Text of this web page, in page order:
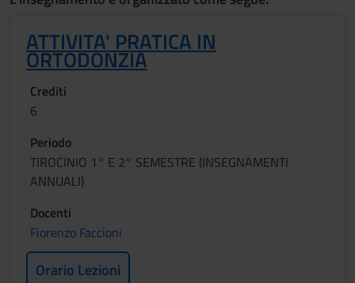
ATTIVITA' PRATICA IN
ORTODONZIA
Crediti
6
Periodo
TIROCINIO 1° E 2° SEMESTRE (INSEGNAMENTI
ANNUALI)
Docenti
Fiorenzo Faccioni
Orario Lezioni